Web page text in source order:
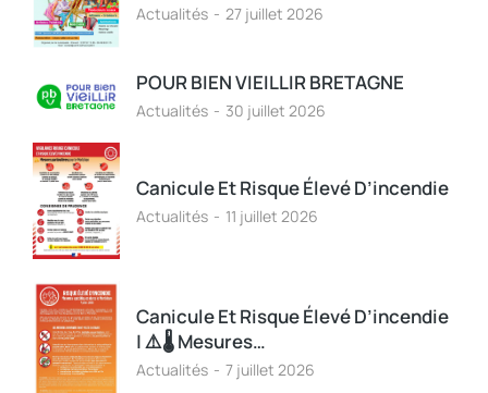
Actualités 27 juillet 2026
POUR BIEN VIEILLIR BRETAGNE
Actualités 30 juillet 2026
Canicule Et Risque Élevé D’incendie
Actualités 11 juillet 2026
Canicule Et Risque Élevé D’incendie
| ⚠️🌡️ Mesures…
Actualités 7 juillet 2026